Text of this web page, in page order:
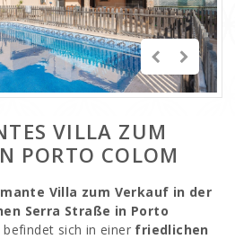
VILLA ZUM
PORTO COLOM
Villa zum Verkauf in der
Serra Straße in Porto
sich in einer friedlichen